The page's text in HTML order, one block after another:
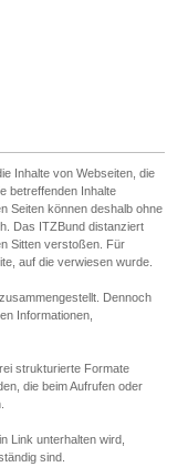
Inhalte von Webseiten, die
betreffenden Inhalte
Seiten können deshalb ohne
Das ITZBund distanziert
Sitten verstoßen. Für
auf die verwiesen wurde.
Dennoch
Informationen,
strukturierte Formate
die beim Aufrufen oder
Link unterhalten wird,
sind.